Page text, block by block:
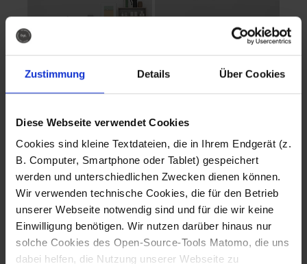
Zustimmung Details Über Cookies
Diese Webseite verwendet Cookies
Cookies sind kleine Textdateien, die in Ihrem Endgerät (z.
B. Computer, Smartphone oder Tablet) gespeichert
werden und unterschiedlichen Zwecken dienen können.
Wir verwenden technische Cookies, die für den Betrieb
unserer Webseite notwendig sind und für die wir keine
Einwilligung benötigen. Wir nutzen darüber hinaus nur
solche Cookies des Open-Source-Tools Matomo, die uns
dabei helfen, die Nutzung unserer Webseite zu
Fotografo: Lorenz
Sternbach
Download
Fotografo: Lorenz
Sternbach
Download